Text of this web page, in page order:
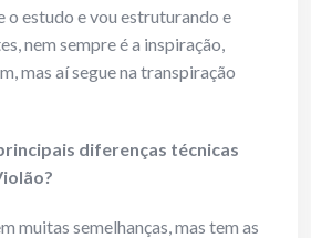
o estudo e vou estruturando e
nem sempre é a inspiração,
mas aí segue na transpiração
diferenças técnicas
muitas semelhanças, mas tem as